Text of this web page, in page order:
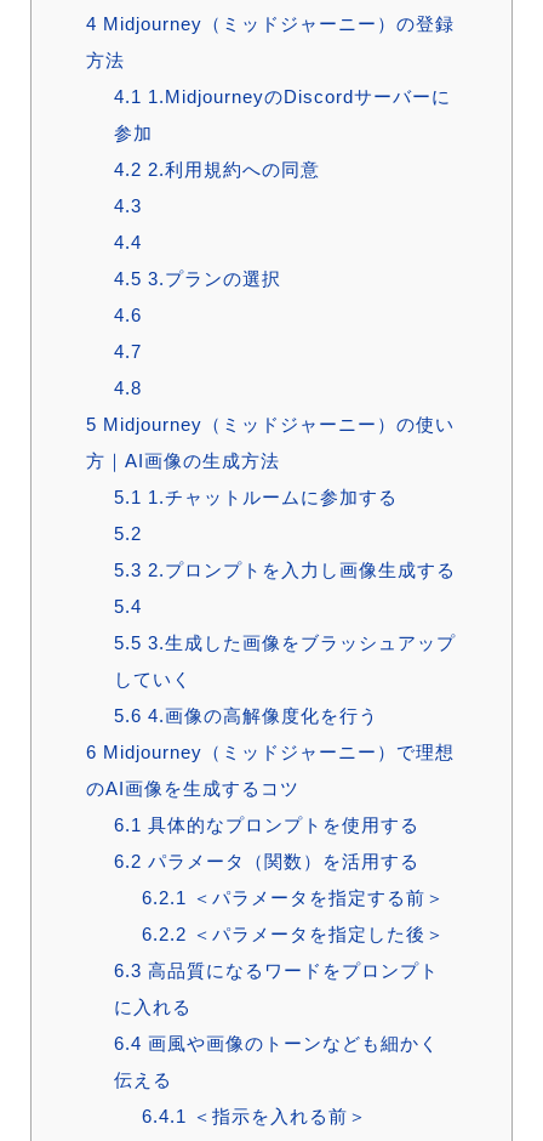
4 Midjourney（ミッドジャーニー）の登録
方法
4.1 1.MidjourneyのDiscordサーバーに
参加
4.2 2.利用規約への同意
4.3
4.4
4.5 3.プランの選択
4.6
4.7
4.8
5 Midjourney（ミッドジャーニー）の使い
方｜AI画像の生成方法
5.1 1.チャットルームに参加する
5.2
5.3 2.プロンプトを入力し画像生成する
5.4
5.5 3.生成した画像をブラッシュアップ
していく
5.6 4.画像の高解像度化を行う
6 Midjourney（ミッドジャーニー）で理想
のAI画像を生成するコツ
6.1 具体的なプロンプトを使用する
6.2 パラメータ（関数）を活用する
6.2.1 ＜パラメータを指定する前＞
6.2.2 ＜パラメータを指定した後＞
6.3 高品質になるワードをプロンプト
に入れる
6.4 画風や画像のトーンなども細かく
伝える
6.4.1 ＜指示を入れる前＞